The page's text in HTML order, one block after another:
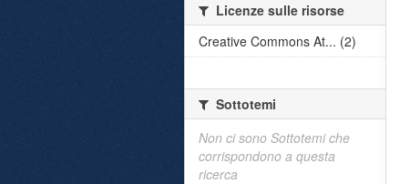
Licenze sulle risorse
Creative Commons At... (2)
Sottotemi
Non ci sono Sottotemi che
corrispondono a questa
ricerca